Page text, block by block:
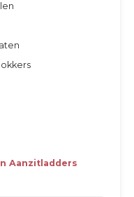
Aanzitladders